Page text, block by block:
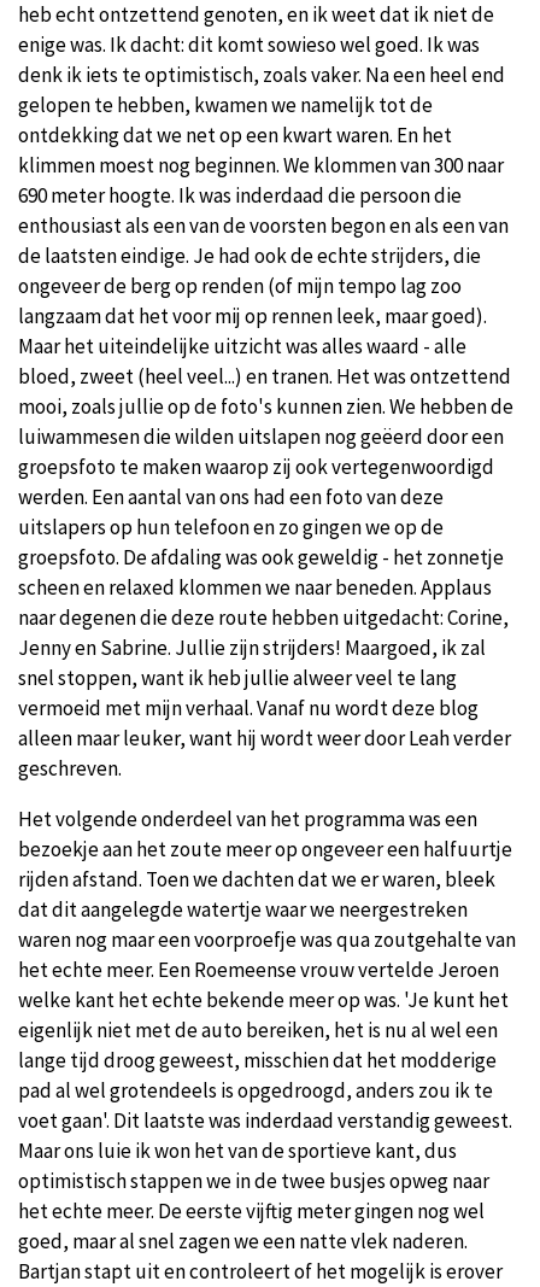
heb echt ontzettend genoten, en ik weet dat ik niet de
enige was. Ik dacht: dit komt sowieso wel goed. Ik was
denk ik iets te optimistisch, zoals vaker. Na een heel end
gelopen te hebben, kwamen we namelijk tot de
ontdekking dat we net op een kwart waren. En het
klimmen moest nog beginnen. We klommen van 300 naar
690 meter hoogte. Ik was inderdaad die persoon die
enthousiast als een van de voorsten begon en als een van
de laatsten eindige. Je had ook de echte strijders, die
ongeveer de berg op renden (of mijn tempo lag zoo
langzaam dat het voor mij op rennen leek, maar goed).
Maar het uiteindelijke uitzicht was alles waard - alle
bloed, zweet (heel veel...) en tranen. Het was ontzettend
mooi, zoals jullie op de foto's kunnen zien. We hebben de
luiwammesen die wilden uitslapen nog geëerd door een
groepsfoto te maken waarop zij ook vertegenwoordigd
werden. Een aantal van ons had een foto van deze
uitslapers op hun telefoon en zo gingen we op de
groepsfoto. De afdaling was ook geweldig - het zonnetje
scheen en relaxed klommen we naar beneden. Applaus
naar degenen die deze route hebben uitgedacht: Corine,
Jenny en Sabrine. Jullie zijn strijders! Maargoed, ik zal
snel stoppen, want ik heb jullie alweer veel te lang
vermoeid met mijn verhaal. Vanaf nu wordt deze blog
alleen maar leuker, want hij wordt weer door Leah verder
geschreven.
Het volgende onderdeel van het programma was een
bezoekje aan het zoute meer op ongeveer een halfuurtje
rijden afstand. Toen we dachten dat we er waren, bleek
dat dit aangelegde watertje waar we neergestreken
waren nog maar een voorproefje was qua zoutgehalte van
het echte meer. Een Roemeense vrouw vertelde Jeroen
welke kant het echte bekende meer op was. 'Je kunt het
eigenlijk niet met de auto bereiken, het is nu al wel een
lange tijd droog geweest, misschien dat het modderige
pad al wel grotendeels is opgedroogd, anders zou ik te
voet gaan'. Dit laatste was inderdaad verstandig geweest.
Maar ons luie ik won het van de sportieve kant, dus
optimistisch stappen we in de twee busjes opweg naar
het echte meer. De eerste vijftig meter gingen nog wel
goed, maar al snel zagen we een natte vlek naderen.
Bartjan stapt uit en controleert of het mogelijk is erover